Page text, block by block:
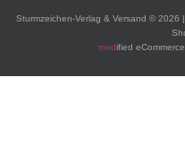
Sturmzeichen-Verlag & Versand © 2026
modified